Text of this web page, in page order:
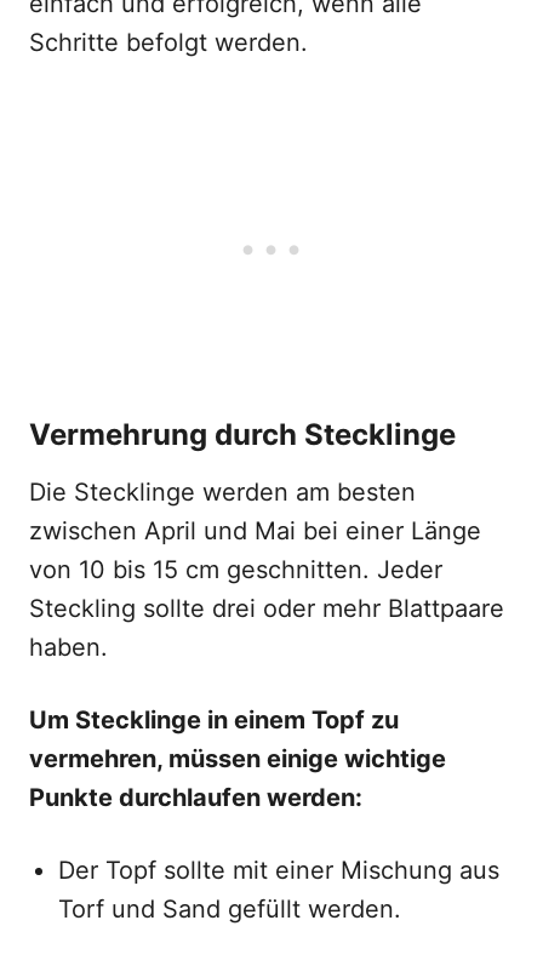
Schritte befolgt werden.
Vermehrung durch Stecklinge
Die Stecklinge werden am besten
zwischen April und Mai bei einer Länge
von 10 bis 15 cm geschnitten. Jeder
Steckling sollte drei oder mehr Blattpaare
haben.
Um Stecklinge in einem Topf zu
vermehren, müssen einige wichtige
Punkte durchlaufen werden:
Der Topf sollte mit einer Mischung aus
Torf und Sand gefüllt werden.